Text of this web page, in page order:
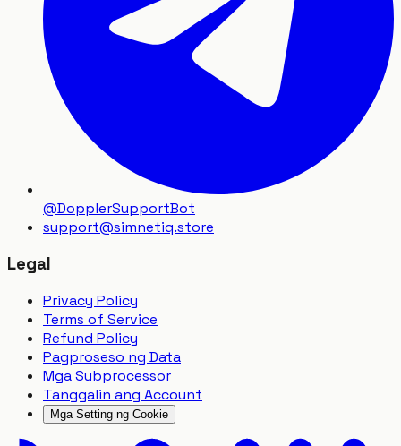
@DopplerSupportBot
support@simnetiq.store
Legal
Privacy Policy
Terms of Service
Refund Policy
Pagproseso ng Data
Mga Subprocessor
Tanggalin ang Account
Mga Setting ng Cookie